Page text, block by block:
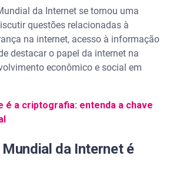
da Internet se tornou uma
questões relacionadas à
na internet, acesso à informação
destacar o papel da internet na
econômico e social em
é a criptografia: entenda a chave
da Internet é